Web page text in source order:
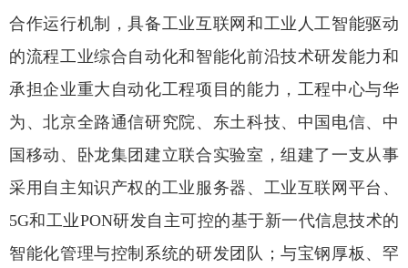
合作运行机制，具备工业互联网和工业人工智能驱动
的流程工业综合自动化和智能化前沿技术研发能力和
承担企业重大自动化工程项目的能力，工程中心与华
为、北京全路通信研究院、东土科技、中国电信、中
国移动、卧龙集团建立联合实验室，组建了一支从事
采用自主知识产权的工业服务器、工业互联网平台、
5G和工业PON研发自主可控的基于新一代信息技术的
智能化管理与控制系统的研发团队；与宝钢厚板、罕